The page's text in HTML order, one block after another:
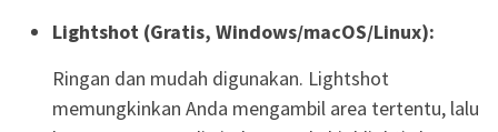
Lightshot (Gratis, Windows/macOS/Linux):
Ringan dan mudah digunakan. Lightshot
memungkinkan Anda mengambil area tertentu, lalu